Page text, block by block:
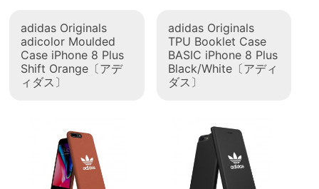
adidas Originals
adicolor Moulded
Case iPhone 8 Plus
Shift Orange〔アデ
ィダス〕
adidas Originals
TPU Booklet Case
BASIC iPhone 8 Plus
Black/White〔アディ
ダス〕